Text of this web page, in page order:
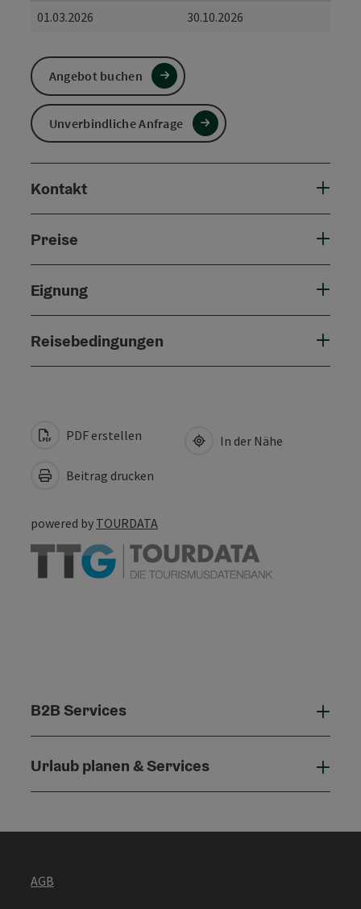
01.03.2026
30.10.2026
Angebot buchen
Unverbindliche Anfrage
Kontakt
Preise
Eignung
Reisebedingungen
PDF erstellen
Beitrag drucken
In der Nähe
powered by TOURDATA
B2B Services
Urlaub planen & Services
AGB